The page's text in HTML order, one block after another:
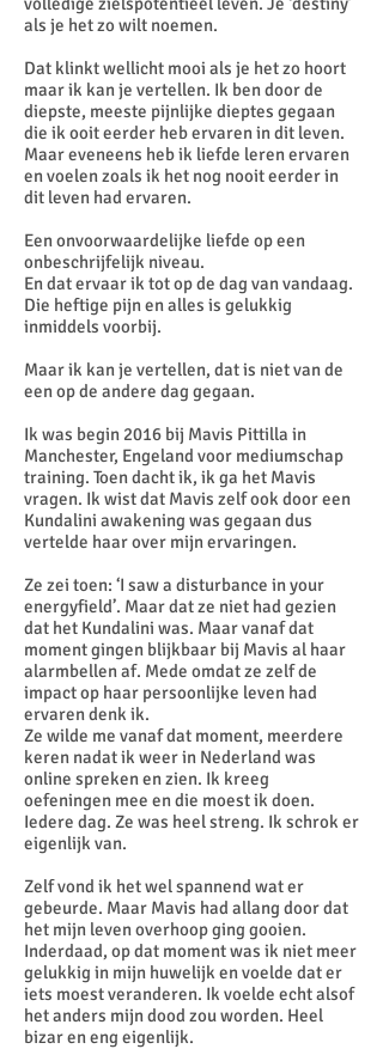
als je het zo wilt noemen.
Dat klinkt wellicht mooi als je het zo hoort
maar ik kan je vertellen. Ik ben door de
diepste, meeste pijnlijke dieptes gegaan
die ik ooit eerder heb ervaren in dit leven.
Maar eveneens heb ik liefde leren ervaren
en voelen zoals ik het nog nooit eerder in
dit leven had ervaren.
Een onvoorwaardelijke liefde op een
onbeschrijfelijk niveau.
En dat ervaar ik tot op de dag van vandaag.
Die heftige pijn en alles is gelukkig
inmiddels voorbij.
Maar ik kan je vertellen, dat is niet van de
een op de andere dag gegaan.
Ik was begin 2016 bij Mavis Pittilla in
Manchester, Engeland voor mediumschap
training. Toen dacht ik, ik ga het Mavis
vragen. Ik wist dat Mavis zelf ook door een
Kundalini awakening was gegaan dus
vertelde haar over mijn ervaringen.
Ze zei toen: ‘I saw a disturbance in your
energyfield’. Maar dat ze niet had gezien
dat het Kundalini was. Maar vanaf dat
moment gingen blijkbaar bij Mavis al haar
alarmbellen af. Mede omdat ze zelf de
impact op haar persoonlijke leven had
ervaren denk ik.
Ze wilde me vanaf dat moment, meerdere
keren nadat ik weer in Nederland was
online spreken en zien. Ik kreeg
oefeningen mee en die moest ik doen.
Iedere dag. Ze was heel streng. Ik schrok er
eigenlijk van.
Zelf vond ik het wel spannend wat er
gebeurde. Maar Mavis had allang door dat
het mijn leven overhoop ging gooien.
Inderdaad, op dat moment was ik niet meer
gelukkig in mijn huwelijk en voelde dat er
iets moest veranderen. Ik voelde echt alsof
het anders mijn dood zou worden. Heel
bizar en eng eigenlijk.